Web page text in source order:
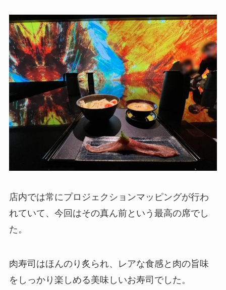
店内では常にプロジェクションマッピングが行わ
れていて、今回はその真ん前という最高の席でし
た。
肉寿司はほんのり炙られ、レアな食感と肉の旨味
をしっかり楽しめる美味しいお寿司でした。